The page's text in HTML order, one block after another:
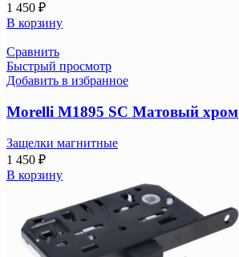
1 450 ₽
В корзину
Сравнить
Быстрый просмотр
Добавить в избранное
Morelli M1895 SC Матовый хром
Защелки магнитные
1 450 ₽
В корзину